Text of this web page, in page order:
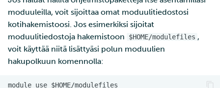
moduuleilla, voit sijoittaa omat moduulitiedostosi
kotihakemistoosi. Jos esimerkiksi sijoitat
moduulitiedostoja hakemistoon
$HOME/modulefiles ,
voit käyttää niitä lisättyäsi polun moduulien
hakupolkuun komennolla: